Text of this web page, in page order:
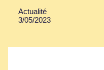
Actualité
3/05/2023